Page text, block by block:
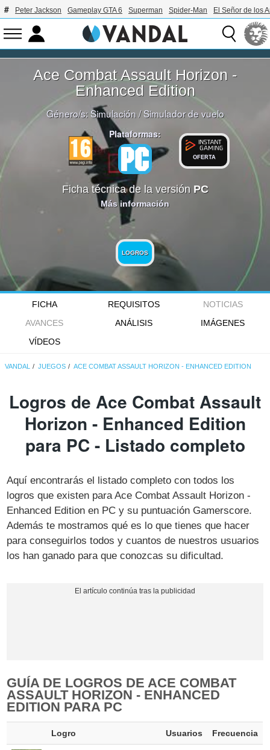
Peter Jackson Gameplay GTA 6 Superman Spider-Man El Señor de los
Ace Combat Assault Horizon -
Enhanced Edition
Género/s: Simulación/Simulador de vuelo
Plataformas:
OFERTA
Ficha técnica de la versión PC
Más información
LOGROS
FICHA REQUISITOS
NOTICIAS
AVANCES
ANÁLISIS
IMÁGENES
VÍDEOS
VANDAL JUEGOS ACE COMBAT ASSAULT HORIZON - ENHANCED EDITION
Logros de Ace Combat Assault
Horizon - Enhanced Edition
para PC - Listado completo
Aquí encontrarás el listado completo con todos los
logros que existen para Ace Combat Assault Horizon -
Enhanced Edition en PC y su puntuación Gamerscore.
Además te mostramos qué es lo que tienes que hacer
para conseguirlos todos y cuantos de nuestros usuarios
los han ganado para que conozcas su dificultad.
GUÍA DE LOGROS DE ACE COMBAT
ASSAULT HORIZON - ENHANCED
EDITION PARA PC
Logro Usuarios Frecuencia